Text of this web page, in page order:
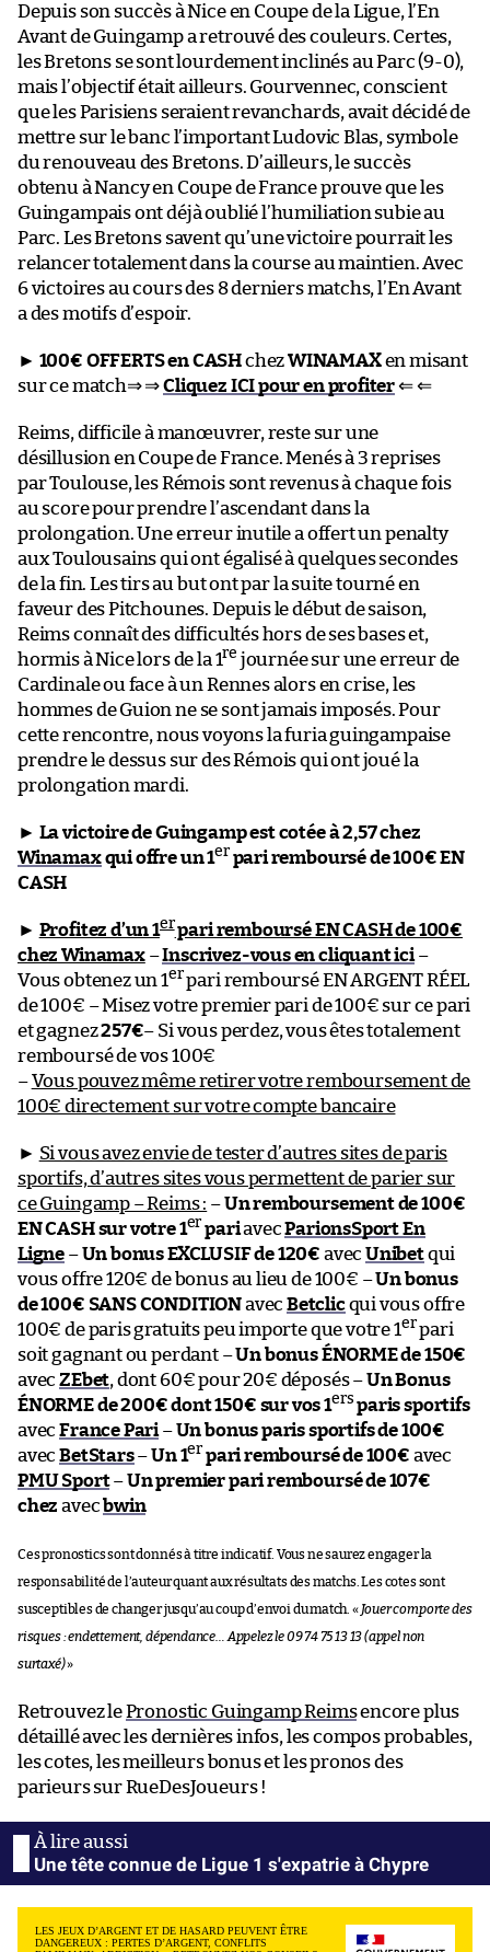
Depuis son succès à Nice en Coupe de la Ligue, l’En
Avant de Guingamp a retrouvé des couleurs. Certes,
les Bretons se sont lourdement inclinés au Parc (9-0),
mais l’objectif était ailleurs. Gourvennec, conscient
que les Parisiens seraient revanchards, avait décidé de
mettre sur le banc l’important Ludovic Blas, symbole
du renouveau des Bretons. D’ailleurs, le succès
obtenu à Nancy en Coupe de France prouve que les
Guingampais ont déjà oublié l’humiliation subie au
Parc. Les Bretons savent qu’une victoire pourrait les
relancer totalement dans la course au maintien. Avec
6 victoires au cours des 8 derniers matchs, l’En Avant
a des motifs d’espoir.
► 100€ OFFERTS en CASHchezWINAMAXen misant
sur ce match⇒ ⇒Cliquez ICI pour en profiter⇐ ⇐
Reims, difficile à manœuvrer, reste sur une
désillusion en Coupe de France. Menés à 3 reprises
par Toulouse, les Rémois sont revenus à chaque fois
au score pour prendre l’ascendant dans la
prolongation. Une erreur inutile a offert un penalty
aux Toulousains qui ont égalisé à quelques secondes
de la fin. Les tirs au but ont par la suite tourné en
faveur des Pitchounes. Depuis le début de saison,
Reims connaît des difficultés hors de ses bases et,
hormis à Nice lors de la 1re journée sur une erreur de
Cardinale ou face à un Rennes alors en crise, les
hommes de Guion ne se sont jamais imposés. Pour
cette rencontre, nous voyons la furia guingampaise
prendre le dessus sur des Rémois qui ont joué la
prolongation mardi.
► La victoire de Guingamp est cotée à 2,57 chez
Winamaxqui offre un 1er pari remboursé de 100€ EN
CASH
► Profitez d’un 1erpari remboursé EN CASH de 100€
chez Winamax–Inscrivez-vous en cliquant ici–
Vous obtenez un 1erpari remboursé EN ARGENT RÉEL
de 100€ – Misez votre premier pari de 100€ sur ce pari
et gagnez257€– Si vous perdez, vous êtes totalement
remboursé de vos 100€
–Vous pouvez même retirer votre remboursement de
100€ directement sur votre compte bancaire
► Si vous avez envie de tester d’autres sites de paris
sportifs, d’autres sites vous permettent de parier sur
ce Guingamp – Reims : –Un remboursement de 100€
EN CASH sur votre 1er pariavecParionsSport En
Ligne –Un bonus EXCLUSIF de 120€ avec Unibetqui
vous offre 120€ de bonus au lieu de 100€ –Un bonus
de 100€ SANS CONDITIONavec Betclicqui vous offre
100€ de paris gratuits peu importe que votre 1erpari
soit gagnant ou perdant –Un bonus ÉNORME de 150€
avecZEbet, dont 60€ pour 20€ déposés –Un Bonus
ÉNORME de 200€ dont 150€ sur vos 1ers paris sportifs
avecFrance Pari–Un bonus paris sportifs de 100€
avecBetStars–Un 1er pari remboursé de 100€ avec
PMU Sport–Un premier pari remboursé de 107€
chez avecbwin
Ces pronostics sont donnés à titre indicatif. Vous ne saurez engager la
responsabilité de l’auteur quant aux résultats des matchs. Les cotes sont
susceptibles de changer jusqu’au coup d’envoi du match. « Jouer comporte des
risques : endettement, dépendance… Appelez le 09 74 75 13 13 (appel non
surtaxé)»
Retrouvez lePronostic Guingamp Reimsencore plus
détaillé avec les dernières infos, les compos probables,
les cotes, les meilleurs bonus et les pronos des
parieurs sur RueDesJoueurs !
Une tête connue de Ligue 1 s'expatrie à Chypre
LES JEUX D’ARGENT ET DE HASARD PEUVENT ÊTRE
DANGEREUX : PERTES D’ARGENT, CONFLITS